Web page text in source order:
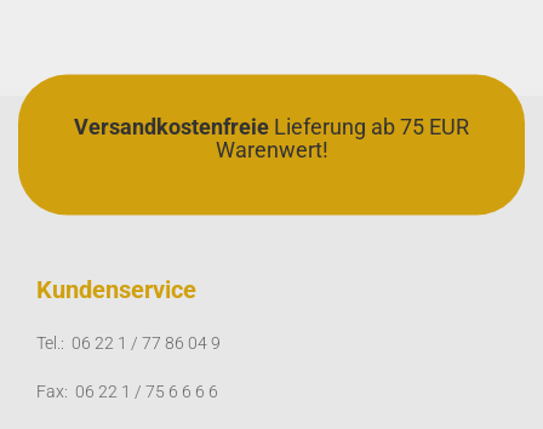
Versandkostenfreie Lieferung ab 75 EUR
Warenwert!
Kundenservice
Tel.: 06 22 1 / 77 86 04 9
Fax: 06 22 1 / 75 6 6 6 6